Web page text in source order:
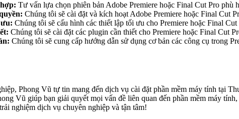
Tư vấn lựa chọn phiên bản Adobe Premiere hoặc Final Cut Pro phù
Chúng tôi sẽ cài đặt và kích hoạt Adobe Premiere hoặc Final Cut
Chúng tôi sẽ cấu hình các thiết lập tối ưu cho Premiere hoặc Final
Chúng tôi sẽ cài đặt các plugin cần thiết cho Premiere hoặc Final Cut
Chúng tôi sẽ cung cấp hướng dẫn sử dụng cơ bản các công cụ trong
Phong Vũ tự tin mang đến dịch vụ cài đặt phần mềm máy tính tại
Vũ giúp bạn giải quyết mọi vấn đề liên quan đến phần mềm máy
nghiệm dịch vụ chuyên nghiệp và tận tâm!